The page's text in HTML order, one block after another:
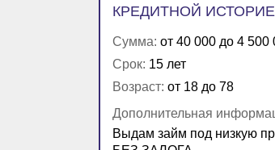
КРЕДИТНОЙ
Сумма: от 40 000 до 4 500
Срок: 15 лет
Возраст: от 18 до 78
Дополнительная
Выдам займ под низкую